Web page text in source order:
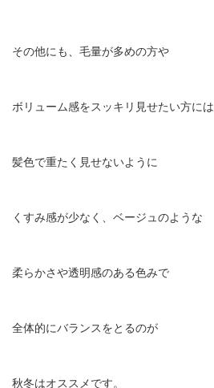
その他にも、毛量が多めの方や
ボリューム感をスッキリ見せたい方には
髪色で重たく見せないように
くすみ感が少なく、ベージュのような
柔らかさや透明感のある色みで
全体的にバランスをとるのが
秋冬はオススメです。